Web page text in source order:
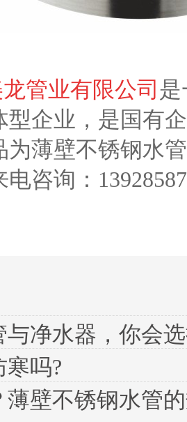
管业有限公司 是
型企业，是国有
为薄壁不锈钢水
咨询：
与净水器，你会
吗?
薄壁不锈钢水管